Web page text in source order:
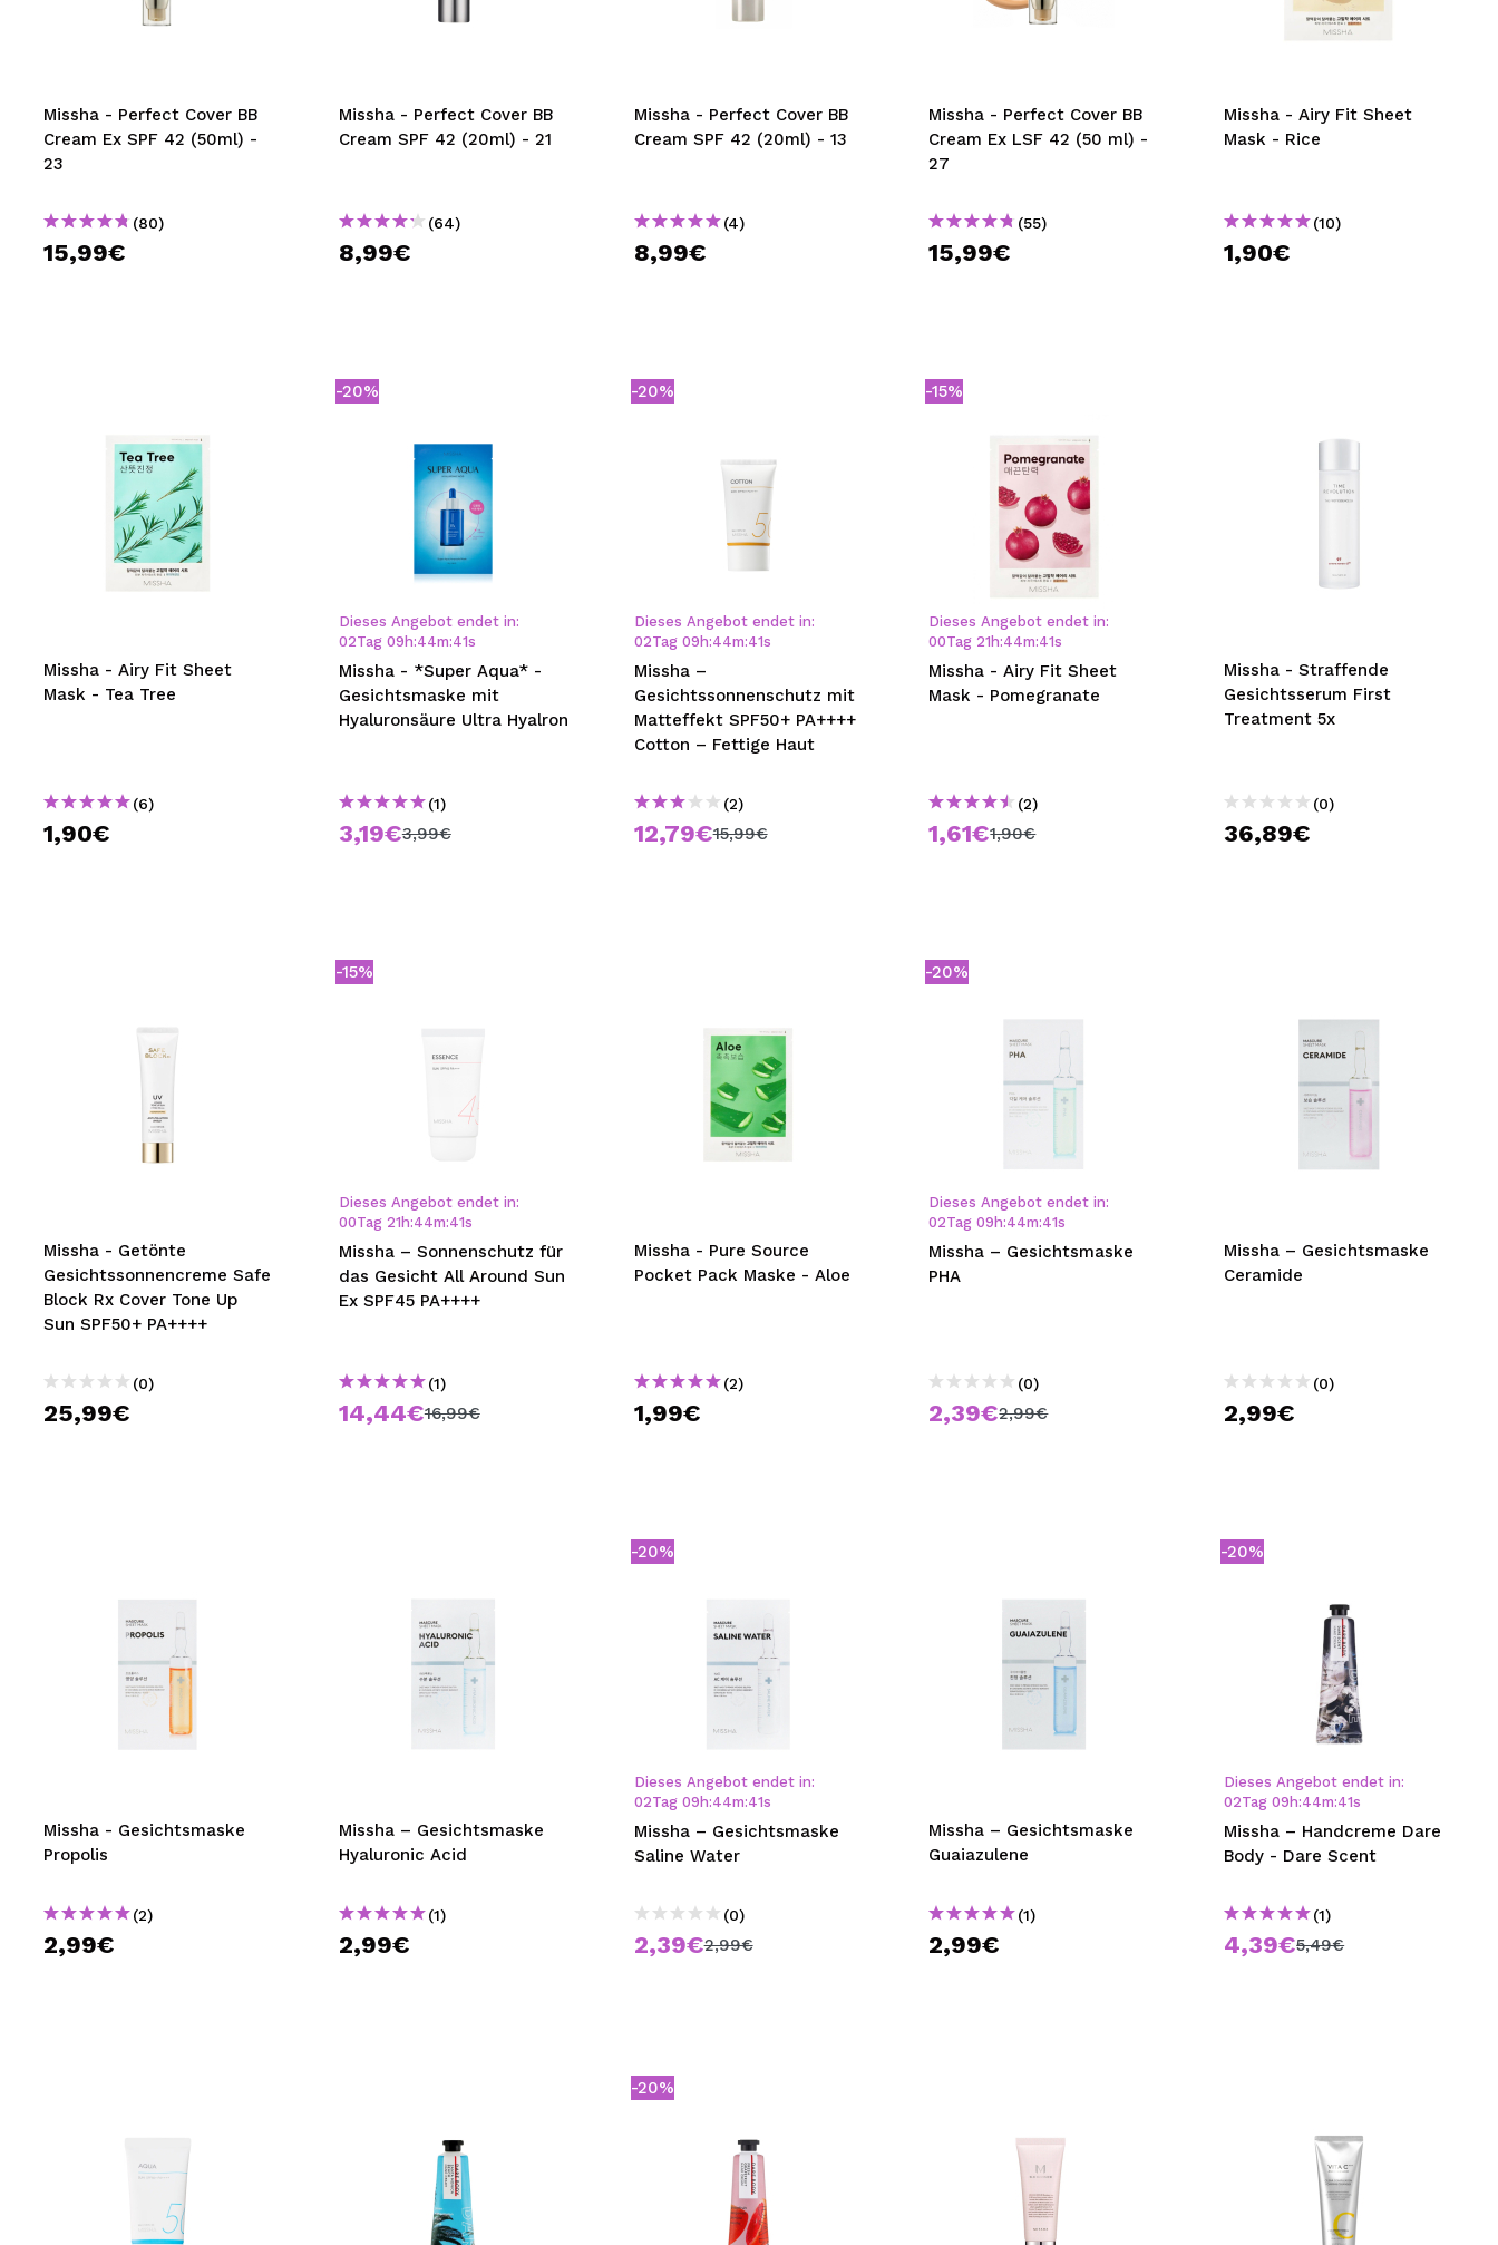
MAQUIFARMA
TRAVEL SIZE
NATURE
SPECIALS
bisherigen Vorgänge einsehen.
BENUTZERKONTO ERSTELLEN
Missha - Perfect Cover BB
Cream Ex SPF 42 (50ml) -
23
(80)
15,99€
Missha - Perfect Cover BB
Cream SPF 42 (20ml) - 21
(64)
8,99€
Missha - Perfect Cover BB
Cream SPF 42 (20ml) - 13
(4)
8,99€
Missha - Perfect Cover BB
Cream Ex LSF 42 (50 ml) -
27
(55)
15,99€
Missha - Airy Fit Sheet
Mask - Rice
(10)
1,90€
Missha - Airy Fit Sheet
Mask - Tea Tree
(6)
1,90€
-20%
Dieses Angebot endet in:
02Tag 09 h:44m:40s
Missha - *Super Aqua* -
Gesichtsmaske mit
Hyaluronsäure Ultra Hyalron
(1)
3,19€3,99€
-20%
Dieses Angebot endet in:
02Tag 09 h:44m:40s
Missha –
Gesichtssonnenschutz mit
Matteffekt SPF50+ PA++++
Cotton – Fettige Haut
(2)
12,79€15,99€
-15%
Dieses Angebot endet in:
00Tag 21 h:44m:40s
Missha - Airy Fit Sheet
Mask - Pomegranate
(2)
1,61€1,90€
Missha - Straffende
Gesichtsserum First
Treatment 5x
(0)
36,89€
Missha - Getönte
Gesichtssonnencreme Safe
Block Rx Cover Tone Up
Sun SPF50+ PA++++
(0)
25,99€
-15%
Dieses Angebot endet in:
00Tag 21 h:44m:40s
Missha – Sonnenschutz für
das Gesicht All Around Sun
Ex SPF45 PA++++
(1)
14,44€16,99€
Missha - Pure Source
Pocket Pack Maske - Aloe
(2)
1,99€
-20%
Dieses Angebot endet in:
02Tag 09 h:44m:40s
Missha – Gesichtsmaske
PHA
(0)
2,39€2,99€
Missha – Gesichtsmaske
Ceramide
(0)
2,99€
Missha - Gesichtsmaske
Propolis
(2)
2,99€
Missha – Gesichtsmaske
Hyaluronic Acid
(1)
2,99€
-20%
Dieses Angebot endet in:
02Tag 09 h:44m:40s
Missha – Gesichtsmaske
Saline Water
(0)
2,39€2,99€
Missha – Gesichtsmaske
Guaiazulene
(1)
2,99€
-20%
Dieses Angebot endet in:
02Tag 09 h:44m:40s
Missha – Handcreme Dare
Body - Dare Scent
(1)
4,39€5,49€
-20%